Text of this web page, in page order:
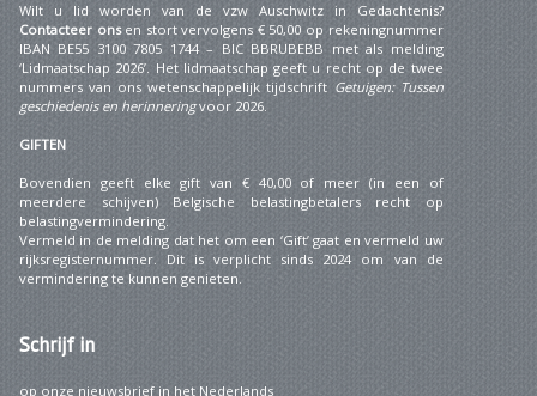
Wilt u lid worden van de vzw Auschwitz in Gedachtenis?
Contacteer onsen stort vervolgens € 50,00 op rekeningnummer
IBAN BE55 3100 7805 1744 – BIC BBRUBEBB met als melding
‘Lidmaatschap 2026’. Het lidmaatschap geeft u recht op de twee
nummers van ons wetenschappelijk tijdschrift Getuigen: Tussen
geschiedenis en herinneringvoor 2026.
GIFTEN
Bovendien geeft elke gift van € 40,00 of meer (in een of
meerdere schijven) Belgische belastingbetalers recht op
belastingvermindering.
Vermeld in de melding dat het om een ‘Gift’ gaat en vermeld uw
rijksregisternummer. Dit is verplicht sinds 2024 om van de
vermindering te kunnen genieten.
Schrijfin
op onze nieuwsbrief in het Nederlands